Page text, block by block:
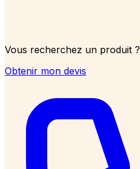
Vous recherchez un produit ?
Obtenir mon devis